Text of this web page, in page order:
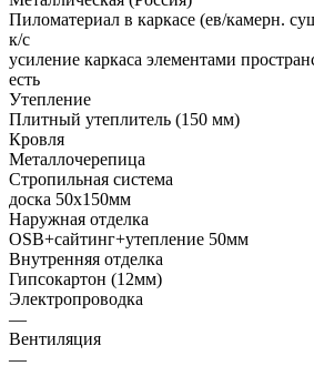
Пиломатериал в каркасе (ев/камерн.
к/с
усиление каркаса элементами
есть
Утепление
Плитный утеплитель (150 мм)
Кровля
Металлочерепица
Стропильная система
доска 50х150мм
Наружная отделка
OSB+сайтинг+утепление 50мм
Внутренняя отделка
Гипсокартон (12мм)
Электропроводка
—
Вентиляция
—